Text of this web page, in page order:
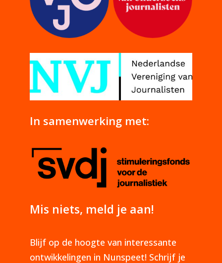
In samenwerking met:
Mis niets, meld je aan!
Blijf op de hoogte van interessante
ontwikkelingen in Nunspeet! Schrijf je